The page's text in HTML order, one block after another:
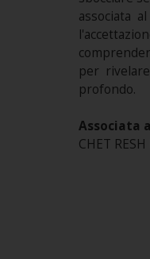
associata
per
profondo.
Associata
CHET